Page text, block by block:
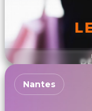
Nantes